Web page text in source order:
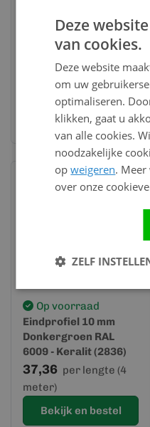
Eindprofiel 10 mm
Mahonie - Keralit
37,36
Bekijk en bestel
Op voorraad
Eindprofiel 10 mm
Donkergroen RAL
6009 - Keralit (2836)
37,36 per lengte (4
meter)
Bekijk en bestel
Deze
van cookies.
Deze website
om uw
optimaliseren.
klikken, gaat u
van alle cookies.
noodzakelijke
opweigeren. Meer
over onze
ZELF